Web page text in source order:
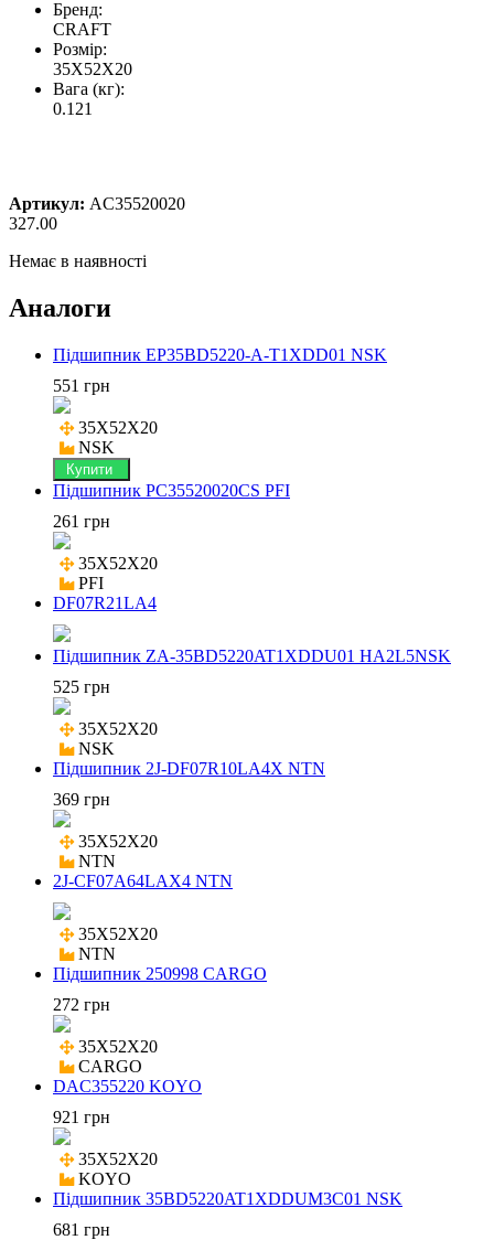
Бренд:
CRAFT
Розмір:
35X52X20
Вага (кг):
0.121
Артикул: AC35520020
327.00
Немає в наявності
Аналоги
Підшипник EP35BD5220-A-T1XDD01 NSK
551 грн
35X52X20
NSK
Купити
Підшипник PC35520020CS PFI
261 грн
35X52X20
PFI
DF07R21LA4
Підшипник ZA-35BD5220AT1XDDU01 HA2L5NSK
525 грн
35X52X20
NSK
Підшипник 2J-DF07R10LA4X NTN
369 грн
35X52X20
NTN
2J-CF07A64LAX4 NTN
35X52X20
NTN
Підшипник 250998 CARGO
272 грн
35X52X20
CARGO
DAC355220 KOYO
921 грн
35X52X20
KOYO
Підшипник 35BD5220AT1XDDUM3C01 NSK
681 грн